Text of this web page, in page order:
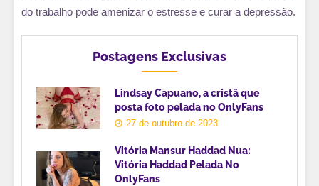
do trabalho pode amenizar o estresse e curar a depressão.
Postagens Exclusivas
Lindsay Capuano, a cristã que
posta foto pelada no OnlyFans
27 de outubro de 2023
Vitória Mansur Haddad Nua:
Vitória Haddad Pelada No
OnlyFans